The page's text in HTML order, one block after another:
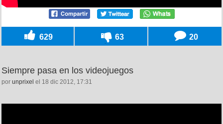
629 63 20
Siempre pasa en los videojuegos
por unprixel el 18 dic 2012, 17:31